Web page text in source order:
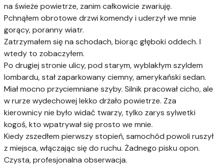
na świeże powietrze, zanim całkowicie zwariuję.
Pchnąłem obrotowe drzwi komendy i uderzył we mnie
gorący, poranny wiatr.
Zatrzymałem się na schodach, biorąc głęboki oddech. I
wtedy to zobaczyłem.
Po drugiej stronie ulicy, pod starym, wyblakłym szyldem
lombardu, stał zaparkowany ciemny, amerykański sedan.
Miał mocno przyciemniane szyby. Silnik pracował cicho, ale
w rurze wydechowej lekko drżało powietrze. Zza
kierownicy nie było widać twarzy, tylko zarys sylwetki
kogoś, kto wpatrywał się prosto we mnie.
Kiedy zszedłem pierwszy stopień, samochód powoli ruszył
z miejsca, włączając się do ruchu. Żadnego pisku opon.
Czysta, profesjonalna obserwacja.